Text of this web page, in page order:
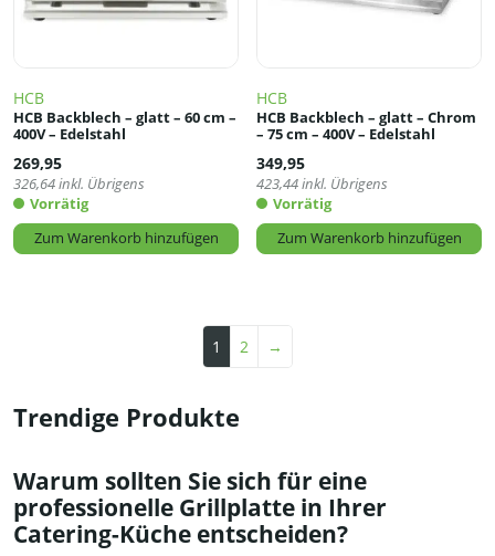
HCB
HCB Backblech – glatt – 60 cm –
400V – Edelstahl
269,95
326,64inkl. Übrigens
Vorrätig
Zum Warenkorb hinzufügen
HCB
HCB Backblech – glatt – Chrom
– 75 cm – 400V – Edelstahl
349,95
423,44inkl. Übrigens
Vorrätig
Zum Warenkorb hinzufügen
1 2 →
Trendige Produkte
Warum sollten Sie sich für eine
professionelle Grillplatte in Ihrer
Catering-Küche entscheiden?